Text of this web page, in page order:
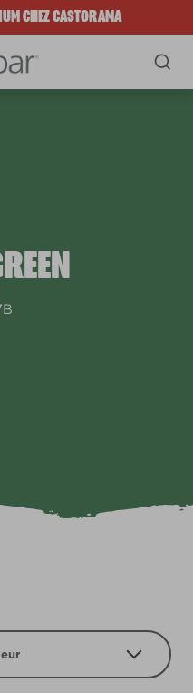
CHEZ CASTORAMA